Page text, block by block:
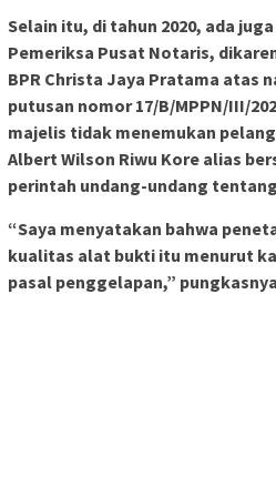
Selain itu, di tahun 2020, ada
Pemeriksa Pusat Notaris,
BPR Christa Jaya Pratama atas
putusan nomor 17/B/MPPN/III/
majelis tidak menemukan
Albert Wilson Riwu Kore alias
perintah undang-undang
“Saya menyatakan bahwa
kualitas alat bukti itu menurut
pasal penggelapan,”